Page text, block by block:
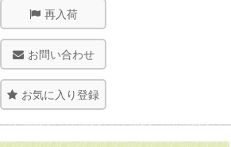
再入荷
お問い合わせ
お気に入り登録